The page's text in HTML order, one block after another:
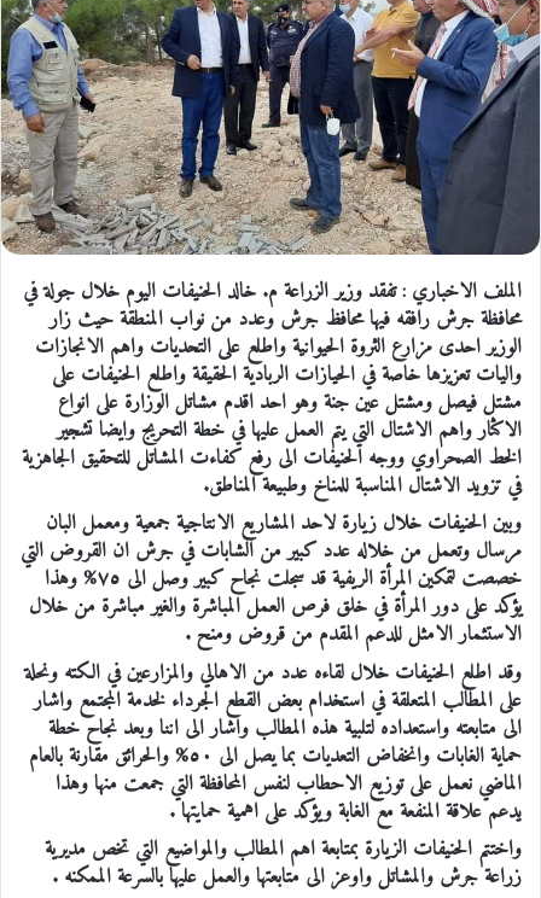
الملف الاخباري : تفقد وزير الزراعة م. خالد الحنيفات اليوم خلال جولة في
محافظة جرش رافقه فيها محافظ جرش وعدد من نواب المنطقة حيث زار
الوزير احدى مزارع الثروة الحيوانية واطلع على التحديات واهم الانجازات
واليات تعزيزها خاصة في الحيازات الربادية الحقيقة واطلع الحنيفات على
مشتل فيصل ومشتل عين جنة وهو احد اقدم مشاتل الوزارة على انواع
الاكثار واهم الاشتال التي يتم العمل عليها في خطة التحريج وايضا تشجير
الخط الصحراوي ووجه الحنيفات الى رفع كفاءت المشاتل للتحقيق الجاهزية
في تزويد الاشتال المناسبة للمناخ وطبيعة المناطق.
وبين الحنيفات خلال زيارة لاحد المشاريع الانتاجية جمعية ومعمل البان
مرسال وتعمل من خلاله عدد كبير من الشابات في جرش ان القروض التي
خصصت لتمكين المرأة الريفية قد سجلت نجاح كبير وصل الى ٧٥% وهذا
يؤكد على دور المرأة في خلق فرص العمل المباشرة والغير مباشرة من خلال
الاستثمار الامثل للدعم المقدم من قروض ومنح .
وقد اطلع الحنيفات خلال لقاءه عدد من الاهالي والمزارعين في الكته ونحلة
على المطالب المتعلقة في استخدام بعض القطع الجرداء لخدمة المجتمع واشار
الى متابعته واستعداده لتلبية هذه المطالب واشار الى اننا وبعد نجاح خطة
حماية الغابات وانخفاض التعديات بما يصل الى ٥٠% والحرائق مقارنة بالعام
الماضي نعمل على توزيع الاحطاب لنفس المحافظة التي جمعت منها وهذا
يدعم علاقة المنفعة مع الغابة ويؤكد على اهمية حمايتها .
واختتم الحنيفات الزيارة بمتابعة اهم المطالب والمواضيع التي تخص مديرية
زراعة جرش والمشاتل واوعز الى متابعتها والعمل عليها بالسرعة الممكنه .